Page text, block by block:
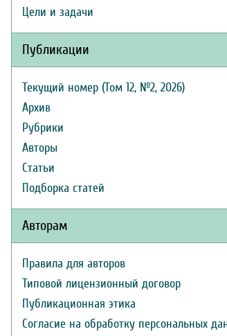
Цели и задачи
Публикации
Текущий номер (Том 12, №2, 2026)
Архив
Рубрики
Авторы
Статьи
Подборка статей
Авторам
Правила для авторов
Типовой лицензионный договор
Публикационная этика
Согласие на обработку персональных